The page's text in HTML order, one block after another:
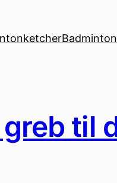
til